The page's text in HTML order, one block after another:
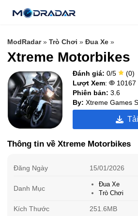
ModRadar» Trò Chơi » Đua Xe »
Xtreme Motorbikes
Đánh giá: 0/5
(0)
Lượt Xem:
10167
Phiên bản: 3.6
By: Xtreme Games
Thông tin về Xtreme Motorbikes
Đăng Ngày 15/01/2026
Danh Mục
Đua Xe
Trò Chơi
Kích Thước 251.6MB